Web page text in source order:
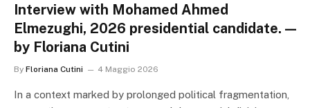
Interview with Mohamed Ahmed
Elmezughi, 2026 presidential candidate. —
by Floriana Cutini
By Floriana Cutini 4 Maggio 2026
In a context marked by prolonged political fragmentation,